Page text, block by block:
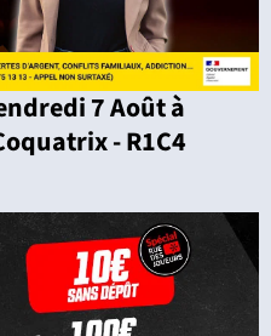
7 Août à
- R1C4